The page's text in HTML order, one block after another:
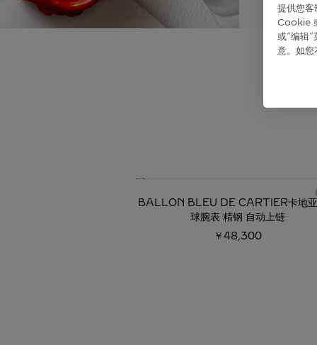
BALLON BLEU DE CARTIER卡地
球腕表 精钢 自动上链
￥48,300
提供您客
Cookie
或“编辑
意。如您